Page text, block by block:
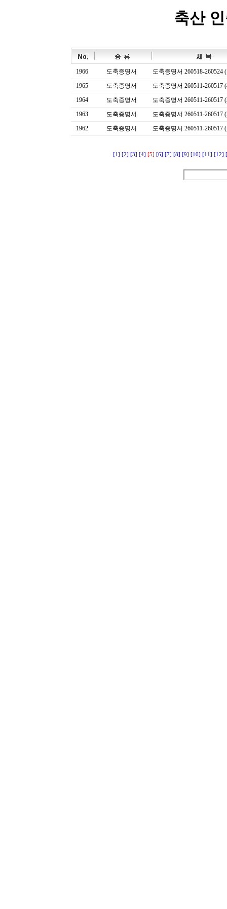
축산
1966 도축증명서
도축증명서 260518-260524
1965
도축증명서
도축증명서 260511-260517
1964
도축증명서
도축증명서 260511-260517
1963
도축증명서
도축증명서 260511-260517
1962
도축증명서 도축증명서 260511-260517
[1] [2] [3] [4] [5] [6] [7] [8] [9] [10] [11] [12]